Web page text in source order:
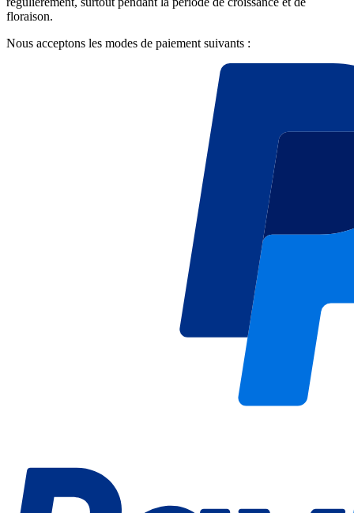
floraison.
Nous acceptons les modes de paiement suivants :